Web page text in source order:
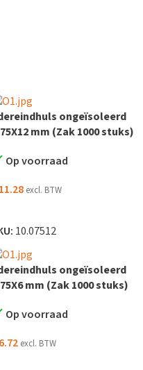
ongeïsoleerd
mm (Zak 1000 stuks)
Op voorraad
11.28 excl. BTW
10.07512
ongeïsoleerd
mm (Zak 1000 stuks)
Op voorraad
6.72 excl. BTW